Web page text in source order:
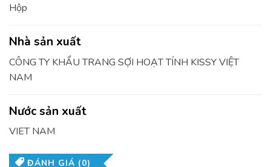
Hộp
Nhà sản xuất
CÔNG TY KHẨU TRANG SỢI HOẠT TÍNH KISSY VIỆT
NAM
Nước sản xuất
VIET NAM
ĐÁNH GIÁ (0)